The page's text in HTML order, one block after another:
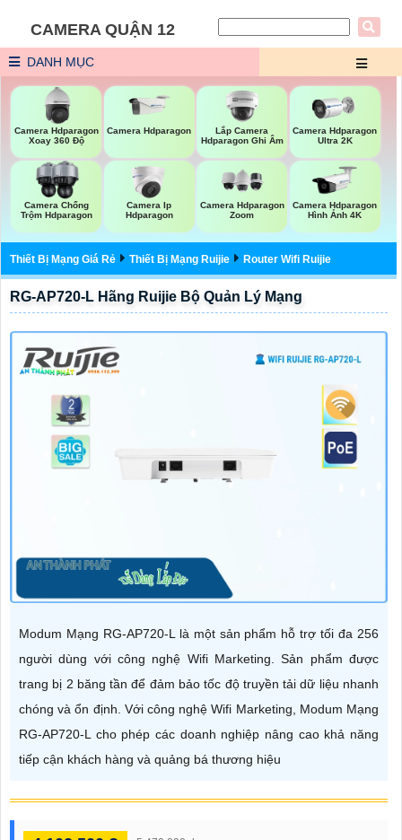
CAMERA QUẬN 12
DANH MỤC
Camera Hdparagon
Xoay 360 Độ
Camera Hdparagon
Lắp Camera
Hdparagon Ghi Âm
Camera Hdparagon
Ultra 2K
Camera Chống
Trộm Hdparagon
Camera Ip
Hdparagon
Camera Hdparagon
Zoom
Camera Hdparagon
Hình Ảnh 4K
Thiết Bị Mạng Giá Rẻ Thiết Bị Mạng Ruijie Router Wifi Ruijie
RG-AP720-L Hãng Ruijie Bộ Quản Lý Mạng
Modum Mạng RG-AP720-L là một sản phẩm hỗ trợ tối đa 256
người dùng với công nghệ Wifi Marketing. Sản phẩm được
trang bị 2 băng tần để đảm bảo tốc độ truyền tải dữ liệu nhanh
chóng và ổn định. Với công nghệ Wifi Marketing, Modum Mạng
RG-AP720-L cho phép các doanh nghiệp nâng cao khả năng
tiếp cận khách hàng và quảng bá thương hiệu